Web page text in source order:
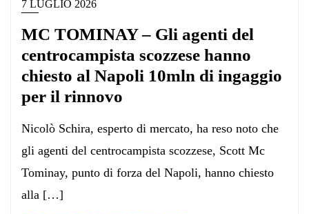
7 LUGLIO 2026
MC TOMINAY – Gli agenti del
centrocampista scozzese hanno
chiesto al Napoli 10mln di ingaggio
per il rinnovo
Nicolò Schira, esperto di mercato, ha reso noto che
gli agenti del centrocampista scozzese, Scott Mc
Tominay, punto di forza del Napoli, hanno chiesto
alla […]